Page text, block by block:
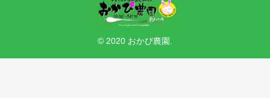
© 2020 おかぴ農園.